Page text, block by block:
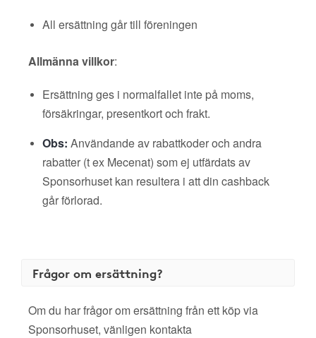
All ersättning går till föreningen
Allmänna villkor:
Ersättning ges i normalfallet inte på moms,
försäkringar, presentkort och frakt.
Obs: Användande av rabattkoder och andra
rabatter (t ex Mecenat) som ej utfärdats av
Sponsorhuset kan resultera i att din cashback
går förlorad.
Frågor om ersättning?
Om du har frågor om ersättning från ett köp via
Sponsorhuset, vänligen kontakta